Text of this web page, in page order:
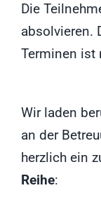
Die
absolvieren.
Terminen ist
Wir laden
an der
herzlich ein
Reihe: